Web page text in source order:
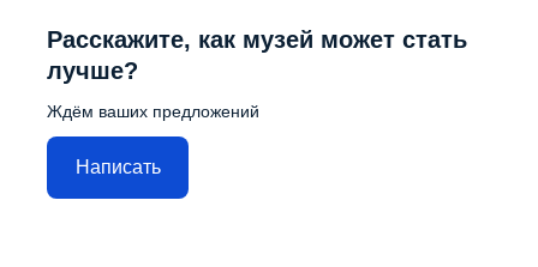
Расскажите, как музей может стать
лучше?
Ждём ваших предложений
Написать